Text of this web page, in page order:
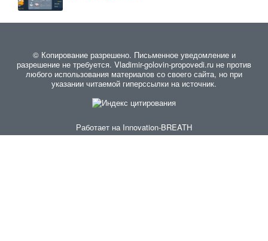
© Копирование разрешено. Письменное уведомление и
разрешение не требуется. Vladimir-golovin-propovedi.ru не против
любого использования материалов со своего сайта, но при
указании читаемой гиперссылки на источник.
Работает на Innovation-BREATH